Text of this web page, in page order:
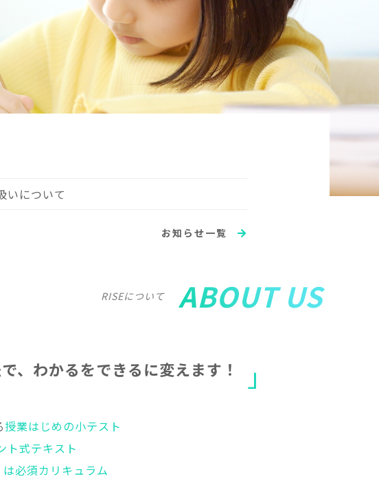
いについて
お知らせ一覧
RISEについて ABOUT US
で、 わかるをできるに変えます ！
授業はじめの小テスト
ト式テキスト
は必須カリキュラム